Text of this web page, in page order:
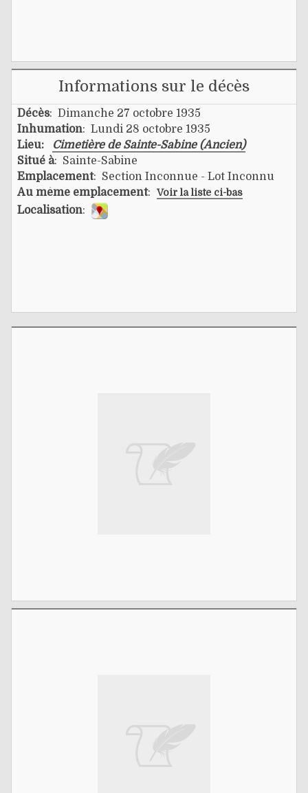
Informations sur le décès
Décès: Dimanche 27 octobre 1935
Inhumation: Lundi 28 octobre 1935
Lieu:
Cimetière de Sainte-Sabine (Ancien)
Situé à: Sainte-Sabine
Emplacement: Section Inconnue - Lot Inconnu
Au même emplacement: Voir la liste ci-bas
Localisation: